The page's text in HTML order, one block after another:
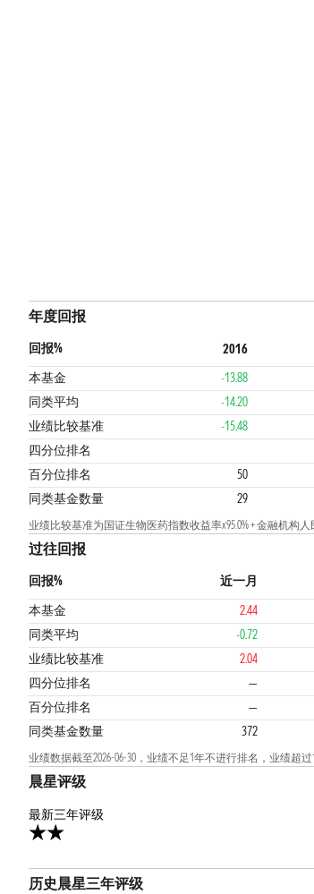
年度回报
回报% 2016
本基金
-13.88
同类平均
-14.20
业绩比较基准
-15.48
四分位排名
3 3
百分位排名 50
同类基金数量
29
业绩比较基准为国证生物医药指数收益率x95.0% + 金融机构
过往回报
回报% 近一月
本基金
2.44
同类平均
-0.72
业绩比较基准
2.04
四分位排名
—
百分位排名 —
同类基金数量
372
业绩数据截至2026-06-30，业绩不足1年不进行排名，业绩超
晨星评级
最新三年评级
历史晨星三年评级